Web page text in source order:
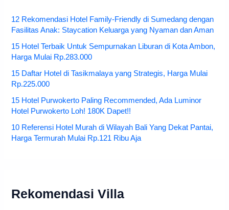
12 Rekomendasi Hotel Family-Friendly di Sumedang dengan
Fasilitas Anak: Staycation Keluarga yang Nyaman dan Aman
15 Hotel Terbaik Untuk Sempurnakan Liburan di Kota Ambon,
Harga Mulai Rp.283.000
15 Daftar Hotel di Tasikmalaya yang Strategis, Harga Mulai
Rp.225.000
15 Hotel Purwokerto Paling Recommended, Ada Luminor
Hotel Purwokerto Loh! 180K Dapet!!
10 Referensi Hotel Murah di Wilayah Bali Yang Dekat Pantai,
Harga Termurah Mulai Rp.121 Ribu Aja
Rekomendasi Villa